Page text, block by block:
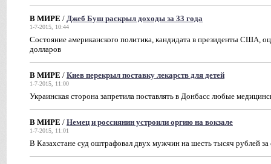
В МИРЕ / Джеб Буш раскрыл доходы за 33 года
1-7-2015, 10:44
Состояние американского политика, кандидата в президенты США,
долларов
В МИРЕ / Киев перекрыл поставку лекарств для детей
1-7-2015, 11:00
Украинская сторона запретила поставлять в Донбасс любые
В МИРЕ / Немец и россиянин устроили оргию на вокзале
1-7-2015, 11:01
В Казахстане суд оштрафовал двух мужчин на шесть тысяч рублей